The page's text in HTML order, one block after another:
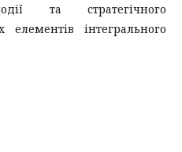
та стратегічного
інтегрального